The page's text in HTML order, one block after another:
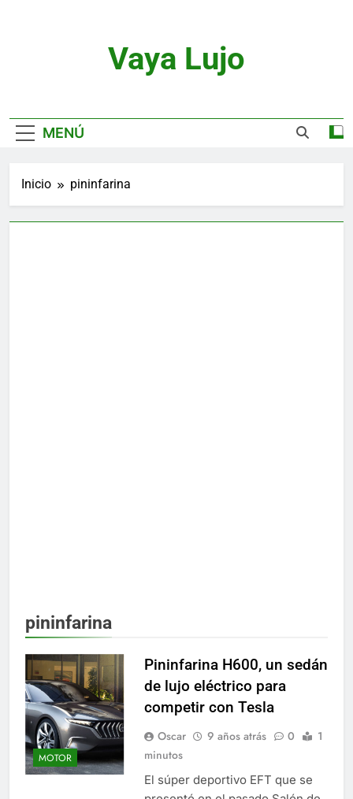
Vaya Lujo
MENÚ
Inicio pininfarina
pininfarina
MOTOR
Pininfarina H600, un sedán
de lujo eléctrico para
competir con Tesla
Oscar 9 años atrás 0
1
minutos
El súper deportivo EFT que se